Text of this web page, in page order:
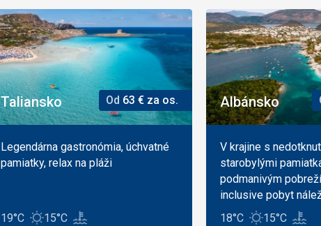
Taliansko Od 63 € za os.
Legendárna gastronómia, úchvatné
pamiatky, relax na pláži
19°C 15°C
Albánsko
V krajine s
starobylými
podmanivým
inclusive pobyt
18°C
15°C